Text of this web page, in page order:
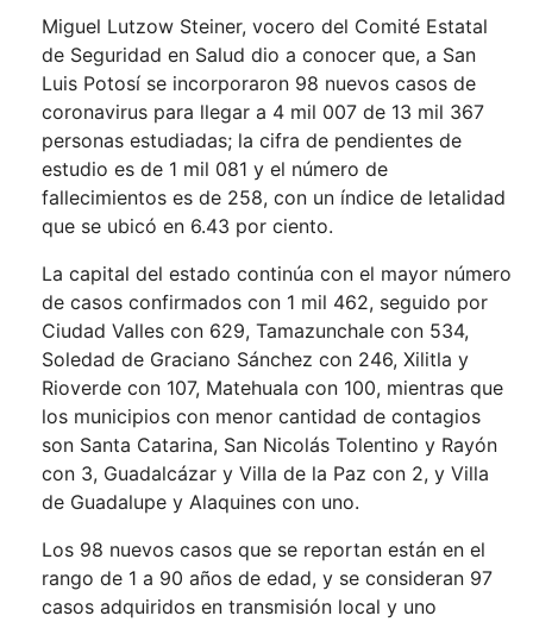
Miguel Lutzow Steiner, vocero del Comité Estatal
de Seguridad en Salud dio a conocer que, a San
Luis Potosí se incorporaron 98 nuevos casos de
coronavirus para llegar a 4 mil 007 de 13 mil 367
personas estudiadas; la cifra de pendientes de
estudio es de 1 mil 081 y el número de
fallecimientos es de 258, con un índice de letalidad
que se ubicó en 6.43 por ciento.
La capital del estado continúa con el mayor número
de casos confirmados con 1 mil 462, seguido por
Ciudad Valles con 629, Tamazunchale con 534,
Soledad de Graciano Sánchez con 246, Xilitla y
Rioverde con 107, Matehuala con 100, mientras que
los municipios con menor cantidad de contagios
son Santa Catarina, San Nicolás Tolentino y Rayón
con 3, Guadalcázar y Villa de la Paz con 2, y Villa
de Guadalupe y Alaquines con uno.
Los 98 nuevos casos que se reportan están en el
rango de 1 a 90 años de edad, y se consideran 97
casos adquiridos en transmisión local y uno